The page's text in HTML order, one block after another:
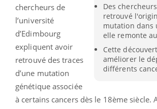
Des
retrouvé
mutation dans
elle remonte
Cette
améliorer le
différents
chercheurs de
l’université
d’Edimbourg
expliquent avoir
retrouvé des traces
d’une mutation
génétique associée
à certains cancers dès le 18ème siècle.